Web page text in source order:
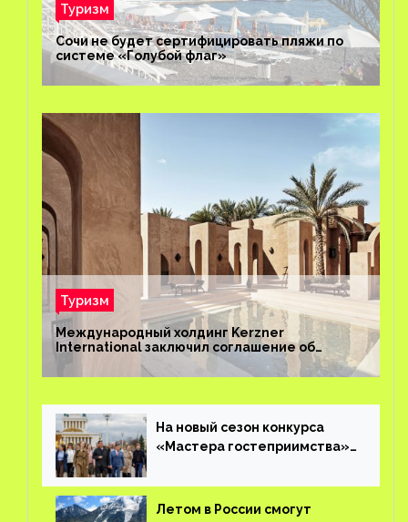
Туризм
Сочи не будет сертифицировать пляжи по
системе «Голубой флаг»
Туризм
Международный холдинг Kerzner
International заключил соглашение об
управлении курортом Bab Al Shams Desert
Resort в Дубае
На новый сезон конкурса
«Мастера гостеприимства»
заявок
Летом в России смогут